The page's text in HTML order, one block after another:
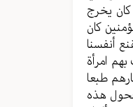
کان یخرج
کان
أنفسنا
امرأة
طبعا
فحول هذه